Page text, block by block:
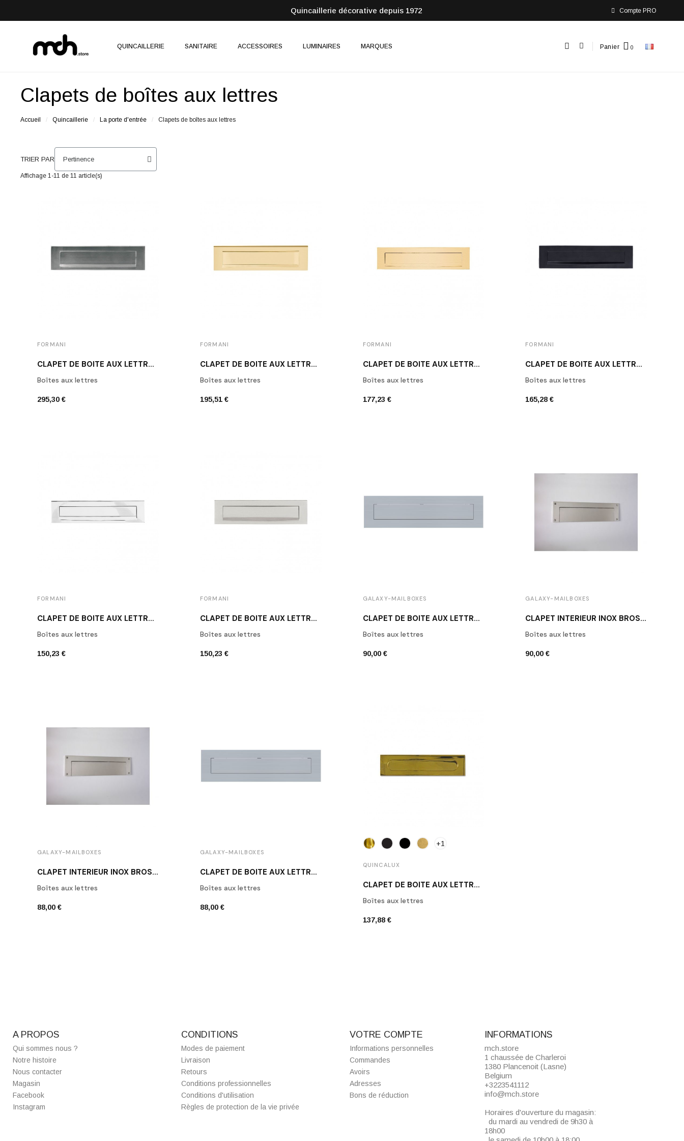
Quincaillerie décorative depuis 1972 Compte PRO
QUINCAILLERIE SANITAIRE ACCESSOIRES LUMINAIRES MARQUES Panier
Clapets de boîtes aux lettres
Accueil Quincaillerie La porte d'entrée Clapets de boîtes aux lettres
TRIER PAR
Affichage 1-11 de 11 article(s)
FORMANI
CLAPET DE BOÎTE AUX LETTRES NICKEL MAT
Boîtes aux lettres
295,30 €
FORMANI
CLAPET DE BOÎTE AUX LETTRES LAITON
Boîtes aux lettres
195,51 €
FORMANI
CLAPET DE BOÎTE AUX LETTRES DORÉ BROSSÉ
Boîtes aux lettres
177,23 €
FORMANI
CLAPET DE BOÎTE AUX LETTRES NOIR
Boîtes aux lettres
165,28 €
FORMANI
CLAPET DE BOÎTE AUX LETTRES INOX POLI
Boîtes aux lettres
150,23 €
FORMANI
CLAPET DE BOÎTE AUX LETTRES INOX BROSSÉ
Boîtes aux lettres
150,23 €
GALAXY-MAILBOXES
CLAPET DE BOÎTE AUX LETTRES INOX BROSSÉ GALAXY PLATE 400
Boîtes aux lettres
90,00 €
GALAXY-MAILBOXES
CLAPET INTÉRIEUR INOX BROSSÉ GALAXY BACKPLATE 400
Boîtes aux lettres
90,00 €
GALAXY-MAILBOXES
CLAPET INTÉRIEUR INOX BROSSÉ GALAXY BACKPLATE 300
Boîtes aux lettres
88,00 €
GALAXY-MAILBOXES
CLAPET DE BOÎTE AUX LETTRES INOX BROSSÉ GALAXY PLATE 300
Boîtes aux lettres
88,00 €
+1
QUINCALUX
CLAPET DE BOÎTE AUX LETTRES 695 QUINCALUX
Boîtes aux lettres
137,88 €
A PROPOS
Qui sommes nous ?
Notre histoire
Nous contacter
Magasin
Facebook
Instagram
CONDITIONS
Modes de paiement
Livraison
Retours
Conditions professionnelles
Conditions d'utilisation
Règles de protection de la vie privée
VOTRE COMPTE
Informations personnelles
Commandes
Avoirs
Adresses
Bons de réduction
INFORMATIONS
mch.store
1 chaussée de Charleroi
1380 Plancenoit (Lasne)
Belgium
+3223541112
info@mch.store
Horaires d'ouverture du magasin:
du mardi au vendredi de 9h30 à
18h00